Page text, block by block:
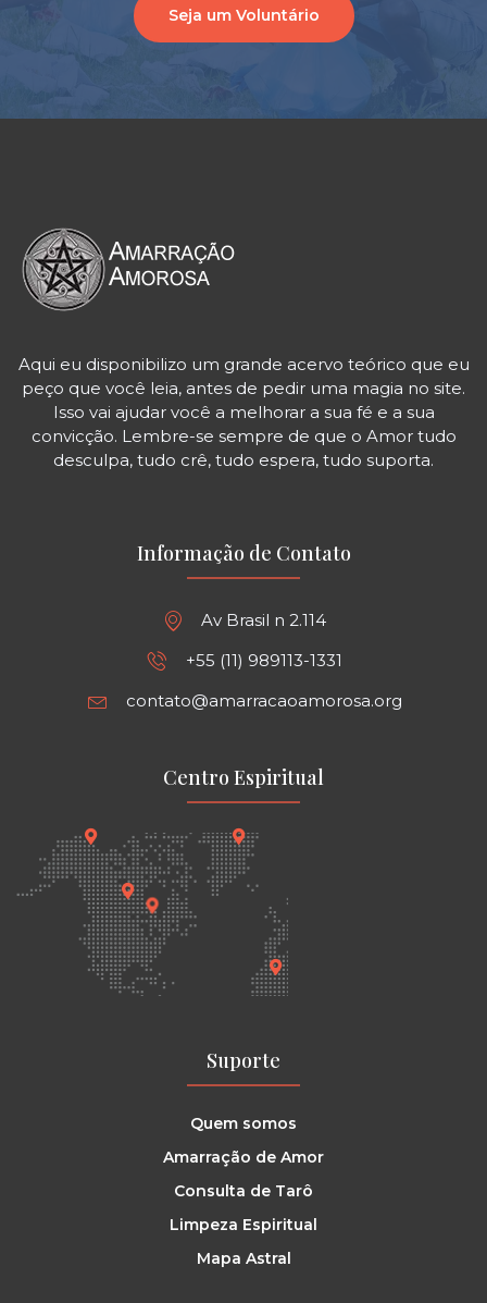
Seja um Voluntário
Aqui eu disponibilizo um grande acervo teórico que eu
peço que você leia, antes de pedir uma magia no site.
Isso vai ajudar você a melhorar a sua fé e a sua
convicção. Lembre-se sempre de que o Amor tudo
desculpa, tudo crê, tudo espera, tudo suporta.
Informação de Contato
Av Brasil n 2.114
+55 (11) 989113-1331
contato@amarracaoamorosa.org
Centro Espiritual
Suporte
Quem somos
Amarração de Amor
Consulta de Tarô
Limpeza Espiritual
Mapa Astral